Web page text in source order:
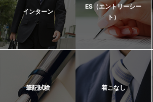
インターン
ES（エントリーシー
ト）
筆記試験 着こなし